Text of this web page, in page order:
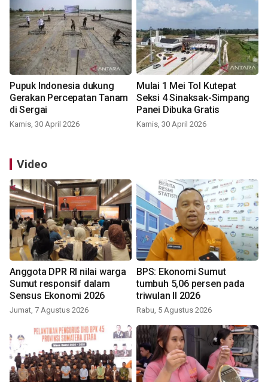
Pupuk Indonesia dukung
Gerakan Percepatan Tanam
di Sergai
Kamis, 30 April 2026
Mulai 1 Mei Tol Kutepat
Seksi 4 Sinaksak-Simpang
Panei Dibuka Gratis
Kamis, 30 April 2026
Video
Anggota DPR RI nilai warga
Sumut responsif dalam
Sensus Ekonomi 2026
Jumat, 7 Agustus 2026
BPS: Ekonomi Sumut
tumbuh 5,06 persen pada
triwulan II 2026
Rabu, 5 Agustus 2026